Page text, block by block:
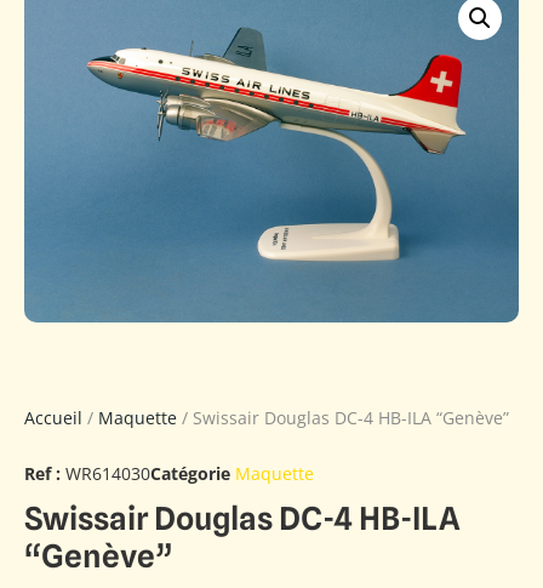
Accueil / Maquette / Swissair Douglas DC-4 HB-ILA “Genève”
Ref : WR614030Catégorie Maquette
Swissair Douglas DC-4 HB-ILA
“Genève”